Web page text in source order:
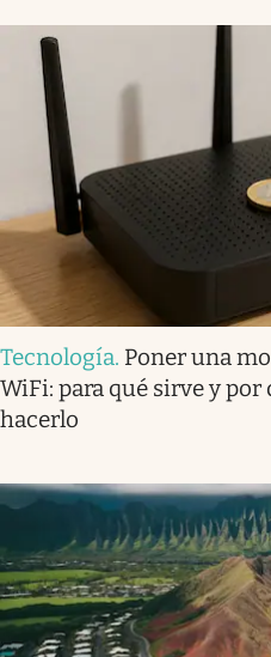
Tecnología. Poner una
WiFi: para qué sirve y
hacerlo